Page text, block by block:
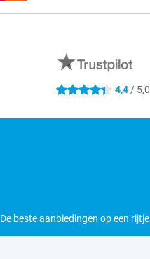
4.4 sterren 4,4 / 5,0
De beste aanbiedingen op een rijtje